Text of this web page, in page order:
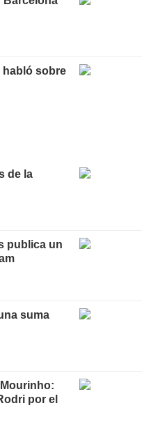
habló sobre
de la
publica un
suma
por el